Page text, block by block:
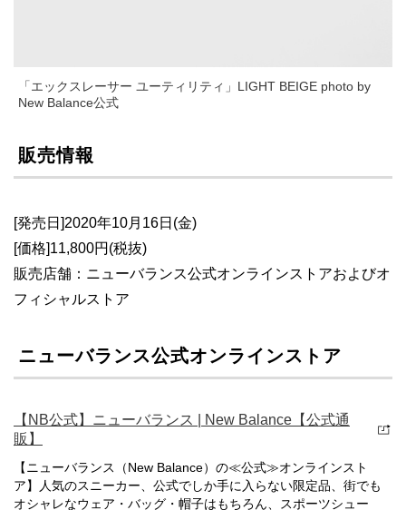
「エックスレーサー ユーティリティ」LIGHT BEIGE photo by
New Balance公式
販売情報
[発売日]2020年10月16日(金)
[価格]11,800円(税抜)
販売店舗：ニューバランス公式オンラインストアおよびオ
フィシャルストア
ニューバランス公式オンラインストア
【NB公式】ニューバランス | New Balance【公式通
販】
【ニューバランス（New Balance）の≪公式≫オンラインスト
ア】人気のスニーカー、公式でしか手に入らない限定品、街でも
オシャレなウェア・バッグ・帽子はもちろん、スポーツシュー